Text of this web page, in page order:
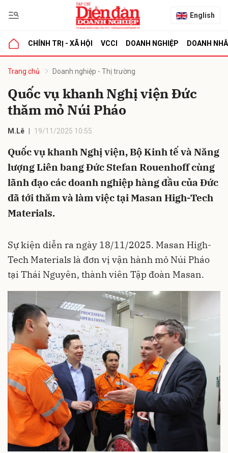
English
CHÍNH TRỊ - XÃ HỘI VCCI DOANH NGHIỆP DOANH
Trang chủ Doanh nghiệp - Thị trường
Quốc vụ khanh Nghị viện Đức
thăm mỏ Núi Pháo
M.Lê 19/11/2025 10:55
Quốc vụ khanh Nghị viện, Bộ Kinh tế và Năng
lượng Liên bang Đức Stefan Rouenhoff cùng
lãnh đạo các doanh nghiệp hàng đầu của Đức
đã tới thăm và làm việc tại Masan High-Tech
Materials.
Sự kiện diễn ra ngày 18/11/2025. Masan High-
Tech Materials là đơn vị vận hành mỏ Núi Pháo
tại Thái Nguyên, thành viên Tập đoàn Masan.
luận
Hủy